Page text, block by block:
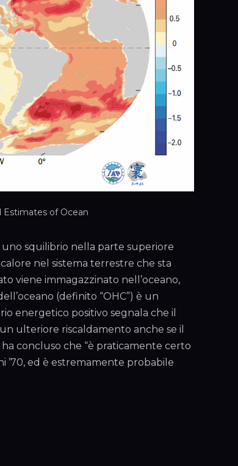
Estimates of Ocean
uno squilibrio nella parte superiore
nel sistema terrestre che sta
viene immagazzinato nell’oceano,
(definito “OHC”) è un
energetico positivo segnala che il
ulteriore riscaldamento anche se il
concluso che “è praticamente certo
’70, ed è estremamente probabile